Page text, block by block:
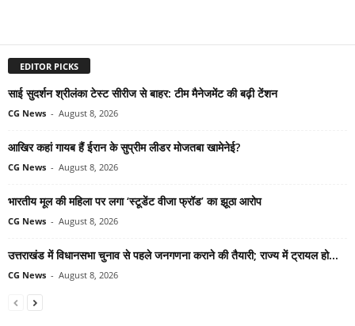
EDITOR PICKS
साई सुदर्शन श्रीलंका टेस्ट सीरीज से बाहर: टीम मैनेजमेंट की बढ़ी टेंशन
CG News - August 8, 2026
आखिर कहां गायब हैं ईरान के सुप्रीम लीडर मोजतबा खामेनेई?
CG News - August 8, 2026
भारतीय मूल की महिला पर लगा ‘स्टूडेंट वीजा फ्रॉड’ का झूठा आरोप
CG News - August 8, 2026
उत्तराखंड में विधानसभा चुनाव से पहले जनगणना कराने की तैयारी; राज्य में ट्रायल हो...
CG News - August 8, 2026